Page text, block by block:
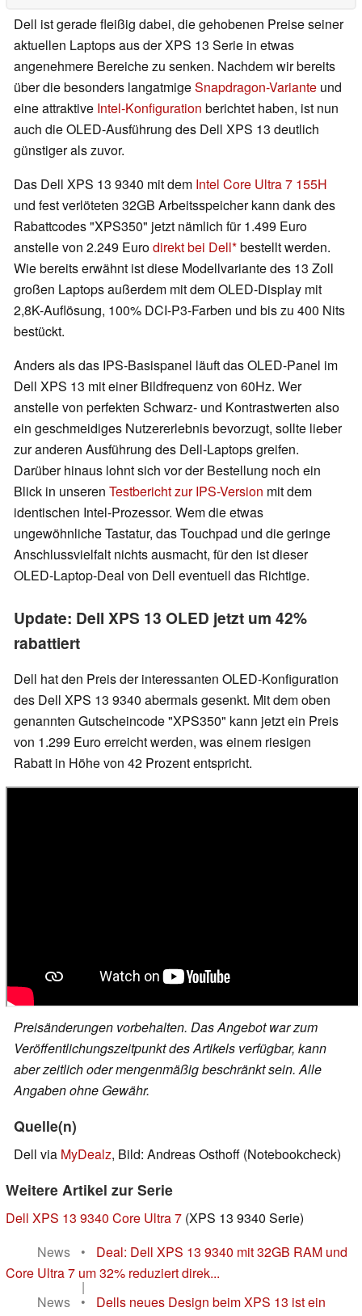
Dell ist gerade fleißig dabei, die gehobenen Preise seiner
aktuellen Laptops aus der XPS 13 Serie in etwas
angenehmere Bereiche zu senken. Nachdem wir bereits
über die besonders langatmigeSnapdragon-Variante und
eine attraktive Intel-Konfiguration berichtet haben, ist nun
auch die OLED-Ausführung des Dell XPS 13 deutlich
günstiger als zuvor.
Das Dell XPS 13 9340 mit dem Intel Core Ultra 7 155H
und fest verlöteten 32GB Arbeitsspeicher kann dank des
Rabattcodes "XPS350" jetzt nämlich für 1.499 Euro
anstelle von 2.249 Eurodirekt bei Dell bestellt werden.
Wie bereits erwähnt ist diese Modellvariante des 13 Zoll
großen Laptops außerdem mit dem OLED-Display mit
2,8K-Auflösung, 100% DCI-P3-Farben und bis zu 400 Nits
bestückt.
Anders als das IPS-Basispanel läuft das OLED-Panel im
Dell XPS 13 mit einer Bildfrequenz von 60Hz. Wer
anstelle von perfekten Schwarz- und Kontrastwerten also
ein geschmeidiges Nutzererlebnis bevorzugt, sollte lieber
zur anderen Ausführung des Dell-Laptops greifen.
Darüber hinaus lohnt sich vor der Bestellung noch ein
Blick in unseren Testbericht zur IPS-Version mit dem
identischen Intel-Prozessor. Wem die etwas
ungewöhnliche Tastatur, das Touchpad und die geringe
Anschlussvielfalt nichts ausmacht, für den ist dieser
OLED-Laptop-Deal von Dell eventuell das Richtige.
Update: Dell XPS 13 OLED jetzt um 42%
rabattiert
Dell hat den Preis der interessanten OLED-Konfiguration
des Dell XPS 13 9340 abermals gesenkt. Mit dem oben
genannten Gutscheincode "XPS350" kann jetzt ein Preis
von 1.299 Euro erreicht werden, was einem riesigen
Rabatt in Höhe von 42 Prozent entspricht.
Preisänderungen vorbehalten. Das Angebot war zum
Veröffentlichungszeitpunkt des Artikels verfügbar, kann
aber zeitlich oder mengenmäßig beschränkt sein. Alle
Angaben ohne Gewähr.
Quelle(n)
Dell via MyDealz, Bild: Andreas Osthoff (Notebookcheck)
Weitere Artikel zur Serie
Dell XPS 13 9340 Core Ultra 7 (XPS 13 9340 Serie)
News
•
Deal: Dell XPS 13 9340 mit 32GB RAM und
Core Ultra 7 um 32% reduziert direk...
|
News
•
Dells neues Design beim XPS 13 ist ein